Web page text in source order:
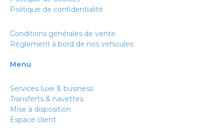
Politique de confidentialité
Conditions générales de vente
Règlement à bord de nos véhicules
Menu
Services luxe & business
Transferts & navettes
Mise à disposition
Espace client